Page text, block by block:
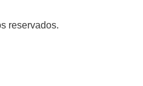
reservados.